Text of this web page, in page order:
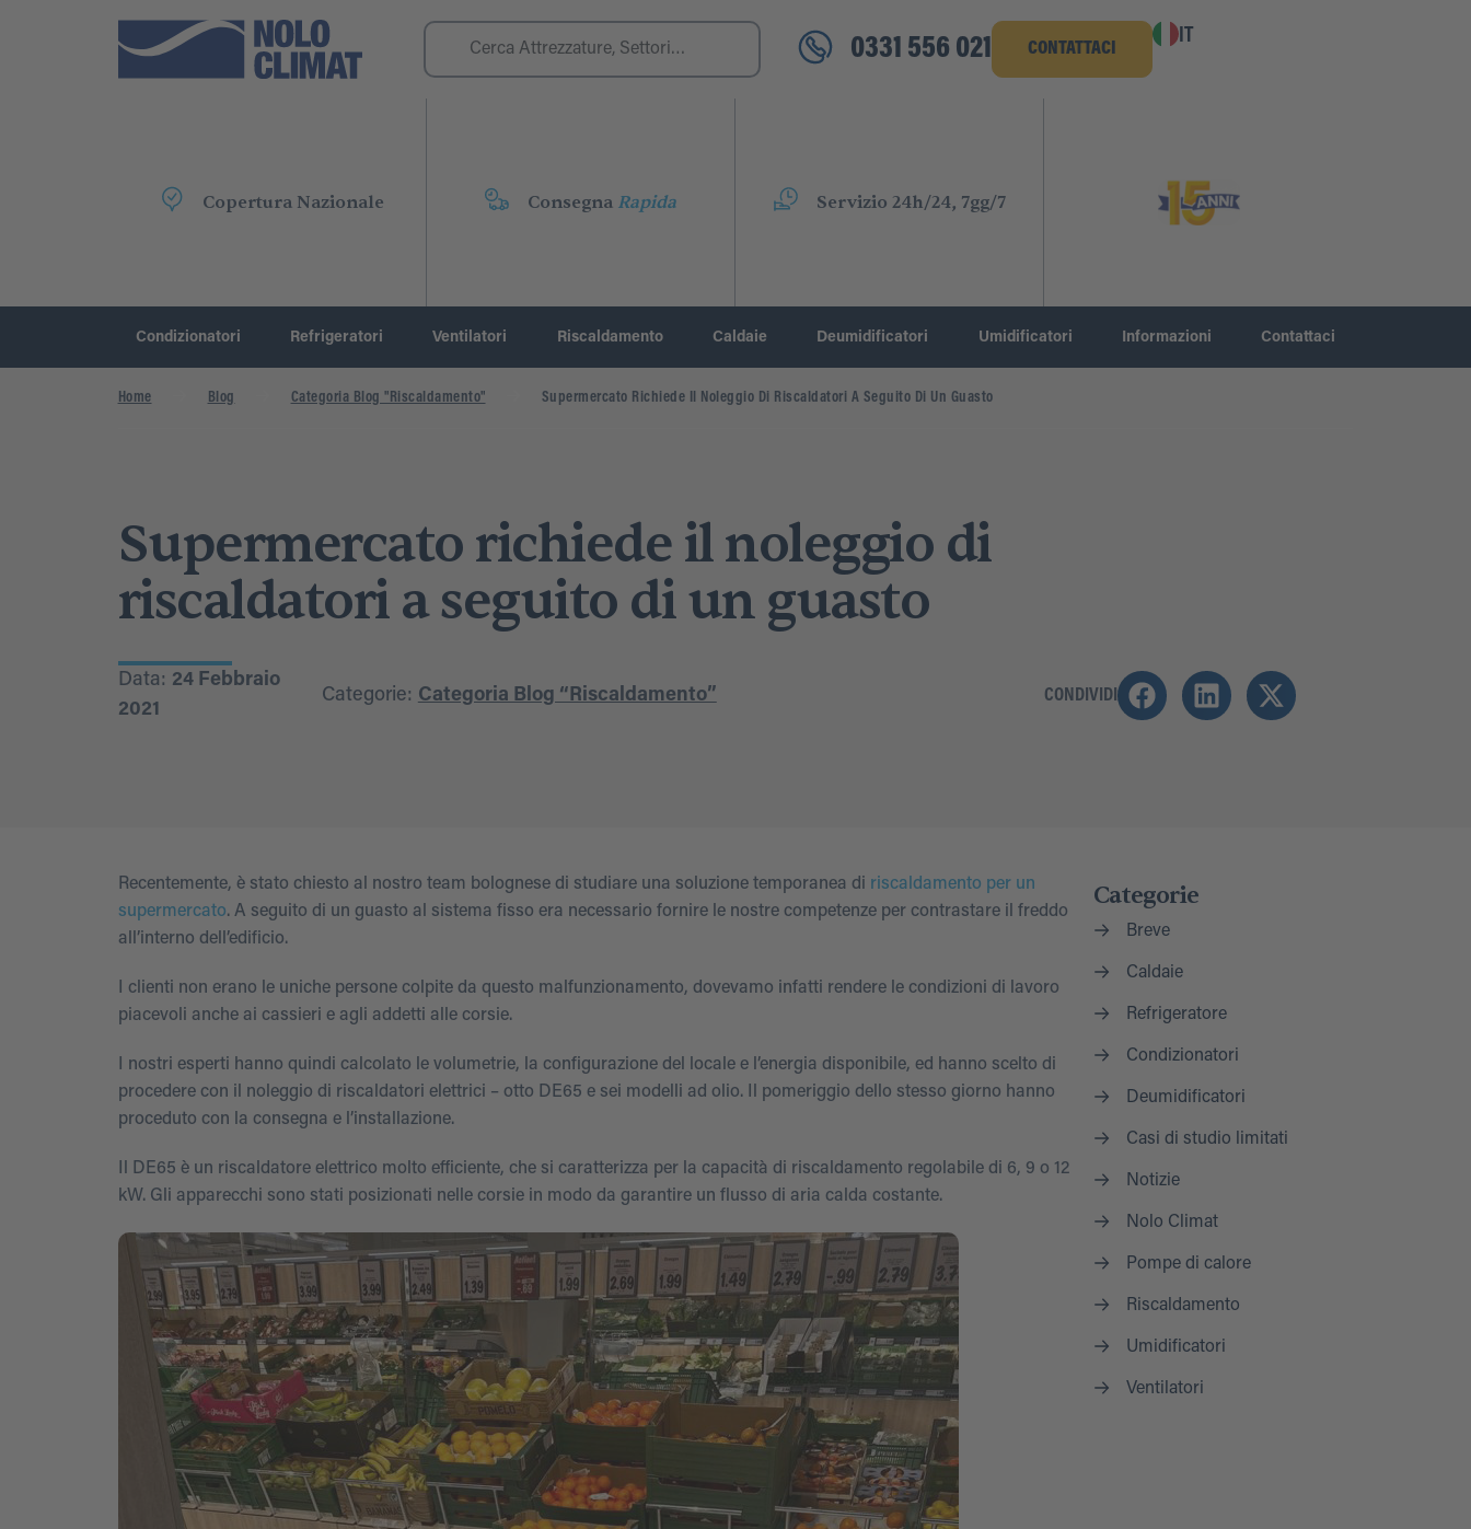
0331 556 021 CONTATTACI
IT
Copertura Nazionale Consegna Rapida Servizio 24h/24, 7gg/7
Condizionatori Refrigeratori Ventilatori Riscaldamento Caldaie Deumidificatori Umidificatori Informazioni Contattaci
Home Blog Categoria Blog "Riscaldamento" Supermercato Richiede Il Noleggio Di Riscaldatori A Seguito Di Un Guasto
Supermercato richiede il noleggio di
riscaldatori a seguito di un guasto
Data: 24 Febbraio
2021
Categorie: Categoria Blog “Riscaldamento” CONDIVIDI
Recentemente, è stato chiesto al nostro team bolognese di studiare una soluzione temporanea di riscaldamento per un
supermercato. A seguito di un guasto al sistema fisso era necessario fornire le nostre competenze per contrastare il freddo
all’interno dell’edificio.
I clienti non erano le uniche persone colpite da questo malfunzionamento, dovevamo infatti rendere le condizioni di lavoro
piacevoli anche ai cassieri e agli addetti alle corsie.
I nostri esperti hanno quindi calcolato le volumetrie, la configurazione del locale e l’energia disponibile, ed hanno scelto di
procedere con il noleggio di riscaldatori elettrici – otto DE65 e sei modelli ad olio. Il pomeriggio dello stesso giorno hanno
proceduto con la consegna e l’installazione.
Il DE65 è un riscaldatore elettrico molto efficiente, che si caratterizza per la capacità di riscaldamento regolabile di 6, 9 o 12
kW. Gli apparecchi sono stati posizionati nelle corsie in modo da garantire un flusso di aria calda costante.
Categorie
Breve
Caldaie
Refrigeratore
Condizionatori
Deumidificatori
Casi di studio limitati
Notizie
Nolo Climat
Pompe di calore
Riscaldamento
Umidificatori
Ventilatori